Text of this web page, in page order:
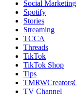
Social Marketing
Spotify
Stories
Streaming
TCCA
Threads
TikTok
TikTok Shop
Tips
TV Channel